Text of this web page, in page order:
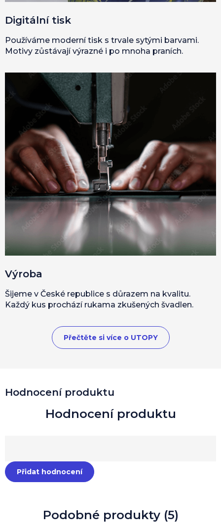
Podobné produkty (5)
Hodnocení produktu
Přidat hodnocení
Digitální tisk
Používáme moderní tisk s trvale sytými barvami.
Motivy zůstávají výrazné i po mnoha praních.
Výroba
Šijeme v České republice s důrazem na kvalitu.
Každý kus prochází rukama zkušených švadlen.
Přečtěte si více o UTOPY